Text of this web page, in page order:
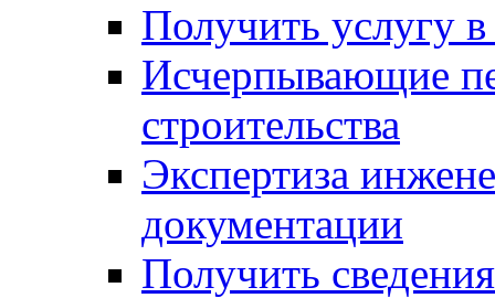
Получить услугу в
Исчерпывающие
строительства
Экспертиза
документации
Получить